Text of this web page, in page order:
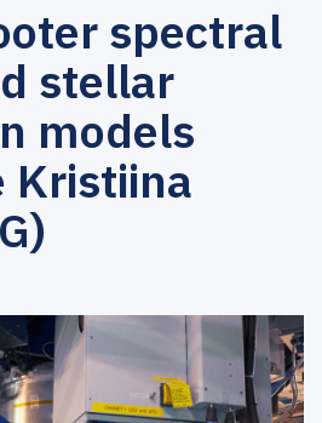
spectral
stellar
models
Kristiina